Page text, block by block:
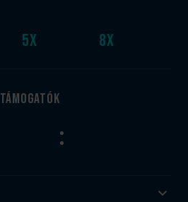
5x 8x
Támogatók